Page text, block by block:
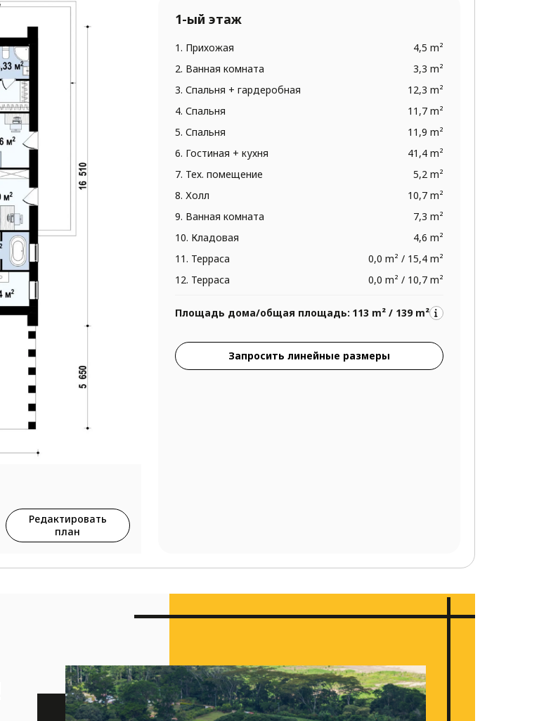
Редактировать
план
1-ый этаж
1. Прихожая
4,5 m²
2. Ванная комната
3,3 m²
3. Спальня + гардеробная
12,3 m²
4. Спальня
11,7 m²
5. Спальня
11,9 m²
6. Гостиная + кухня
41,4 m²
7. Тех. помещение
5,2 m²
8. Холл
10,7 m²
9. Ванная комната
7,3 m²
10. Кладовая
4,6 m²
11. Терраса
0,0 m² / 15,4 m²
12. Терраса
0,0 m² / 10,7 m²
Площадь дома/общая площадь: 113 m² / 139 m²
Запросить линейные размеры